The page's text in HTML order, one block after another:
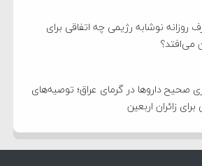
روزانه نوشابه رژیمی چه اتفاقی برای
می‌افتد؟
صحیح داروها در گرمای عراق؛ توصیه‌های
برای زائران اربعین